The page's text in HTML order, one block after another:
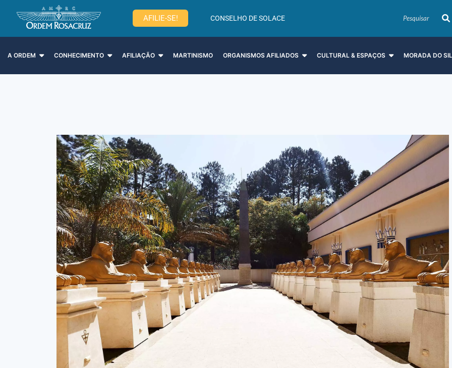
AFILIE-SE! CONSELHO DE SOLACE
A ORDEM CONHECIMENTO AFILIAÇÃO MARTINISMO ORGANISMOS AFILIADOS CULTURAL & ESPAÇOS MORADA DO